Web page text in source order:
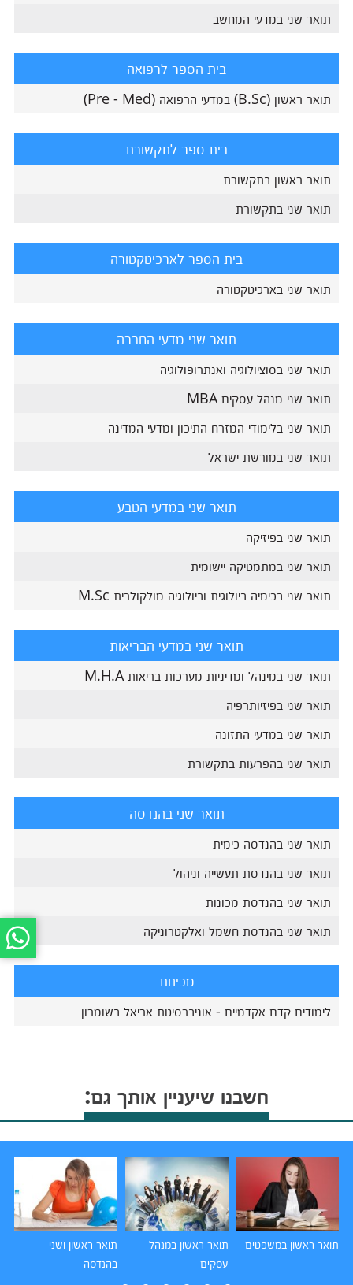
תואר שני במדעי המחשב
בית הספר לרפואה
תואר ראשון (B.Sc) במדעי הרפואה (Pre - Med)
בית ספר לתקשורת
תואר ראשון בתקשורת
תואר שני בתקשורת
בית הספר לארכיטקטורה
תואר שני בארכיטקטורה
תואר שני מדעי החברה
תואר שני בסוציולוגיה ואנתרופולוגיה
תואר שני מנהל עסקים MBA
תואר שני בלימודי המזרח התיכון ומדעי המדינה
תואר שני במורשת ישראל
תואר שני במדעי הטבע
תואר שני בפיזיקה
תואר שני במתמטיקה יישומית
תואר שני בכימיה ביולוגית וביולוגיה מולקולרית M.Sc
תואר שני במדעי הבריאות
תואר שני במינהל ומדיניות מערכות בריאות M.H.A
תואר שני בפיזיותרפיה
תואר שני במדעי התזונה
תואר שני בהפרעות בתקשורת
תואר שני בהנדסה
תואר שני בהנדסה כימית
תואר שני בהנדסת תעשייה וניהול
תואר שני בהנדסת מכונות
תואר שני בהנדסת חשמל ואלקטרוניקה
מכינות
לימודים קדם אקדמיים - אוניברסיטת אריאל בשומרון
חשבנו שיעניין אותך גם:
תואר ראשון במשפטים
תואר ראשון במנהל
עסקים
תואר ראשון ושני
בהנדסה